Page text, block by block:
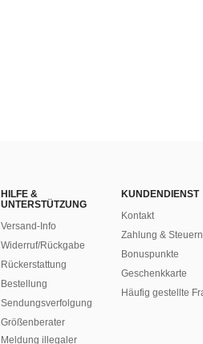
HILFE &
UNTERSTÜTZUNG
Versand-Info
Widerruf/Rückgabe
Rückerstattung
Bestellung
Sendungsverfolgung
Größenberater
Meldung illegaler
KUNDENDIENST
Kontakt
Zahlung & Steuern
Bonuspunkte
Geschenkkarte
Häufig gestellte